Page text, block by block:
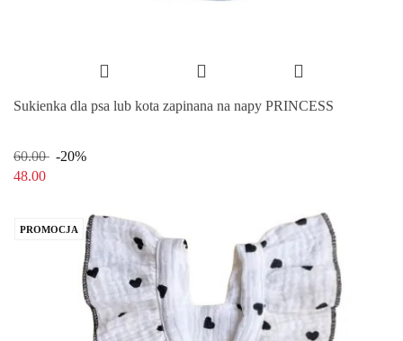
Sukienka dla psa lub kota zapinana na napy PRINCESS
60.00
-20%
48.00
PROMOCJA